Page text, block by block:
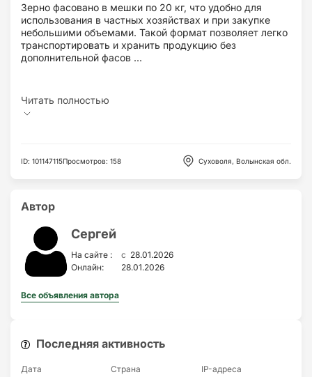
Зерно фасовано в мешки по 20 кг, что удобно для
использования в частных хозяйствах и при закупке
небольшими объемами. Такой формат позволяет легко
транспортировать и хранить продукцию без
дополнительной фасов ...
ID: 101147115Просмотров: 158 Суховоля, Волынская обл.
Автор
Сергей
На сайте : c 28.01.2026
Онлайн:
28.01.2026
Все объявления автора
Последняя активность
Дата Страна IP-адресa